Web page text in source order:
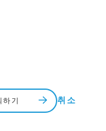
하기 취소